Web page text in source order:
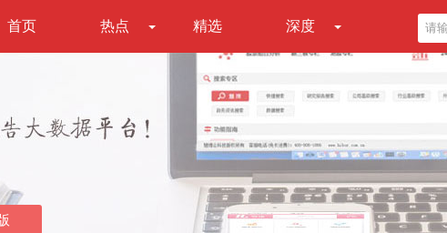
首页 热点 精选 深度